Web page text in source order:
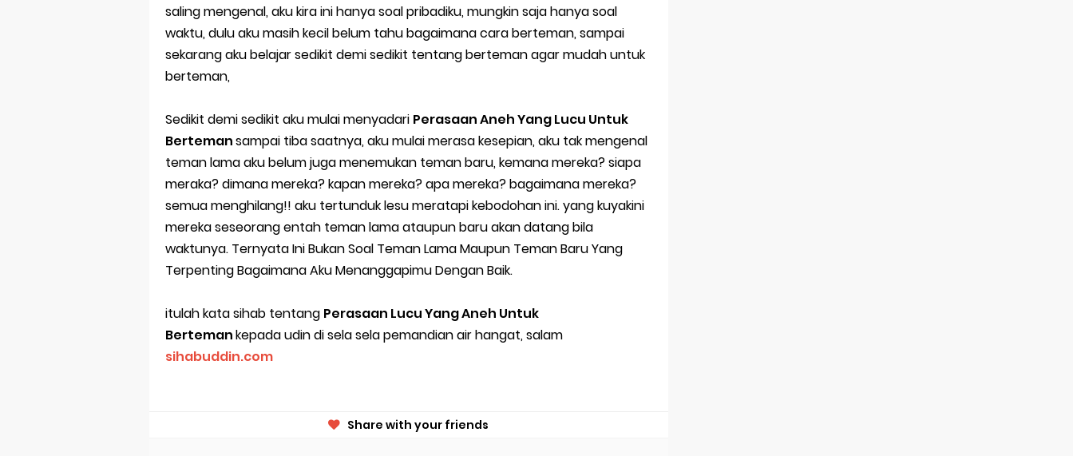
saling mengenal, aku kira ini hanya soal pribadiku, mungkin saja hanya soal
waktu, dulu aku masih kecil belum tahu bagaimana cara berteman, sampai
sekarang aku belajar sedikit demi sedikit tentang berteman agar mudah untuk
berteman,
Sedikit demi sedikit aku mulai menyadari Perasaan Aneh Yang Lucu Untuk
Bertemansampai tiba saatnya, aku mulai merasa kesepian, aku tak mengenal
teman lama aku belum juga menemukan teman baru, kemana mereka? siapa
meraka? dimana mereka? kapan mereka? apa mereka? bagaimana mereka?
semua menghilang!! aku tertunduk lesu meratapi kebodohan ini. yang kuyakini
mereka seseorang entah teman lama ataupun baru akan datang bila
waktunya. Ternyata Ini Bukan Soal Teman Lama Maupun Teman Baru Yang
Terpenting Bagaimana Aku Menanggapimu Dengan Baik.
itulah kata sihab tentang Perasaan Lucu Yang Aneh Untuk
Bertemankepada udin di sela sela pemandian air hangat, salam
sihabuddin.com
Share with your friends